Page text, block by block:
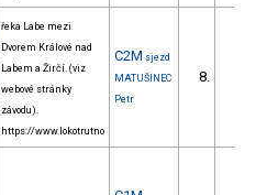
řeka Labe mezi
Dvorem Králové nad
Labem a Žirčí. (viz
webové stránky
závodu).
https://www.lokotrutno
C2M sjezd
MATUŠINEC
Petr
8.